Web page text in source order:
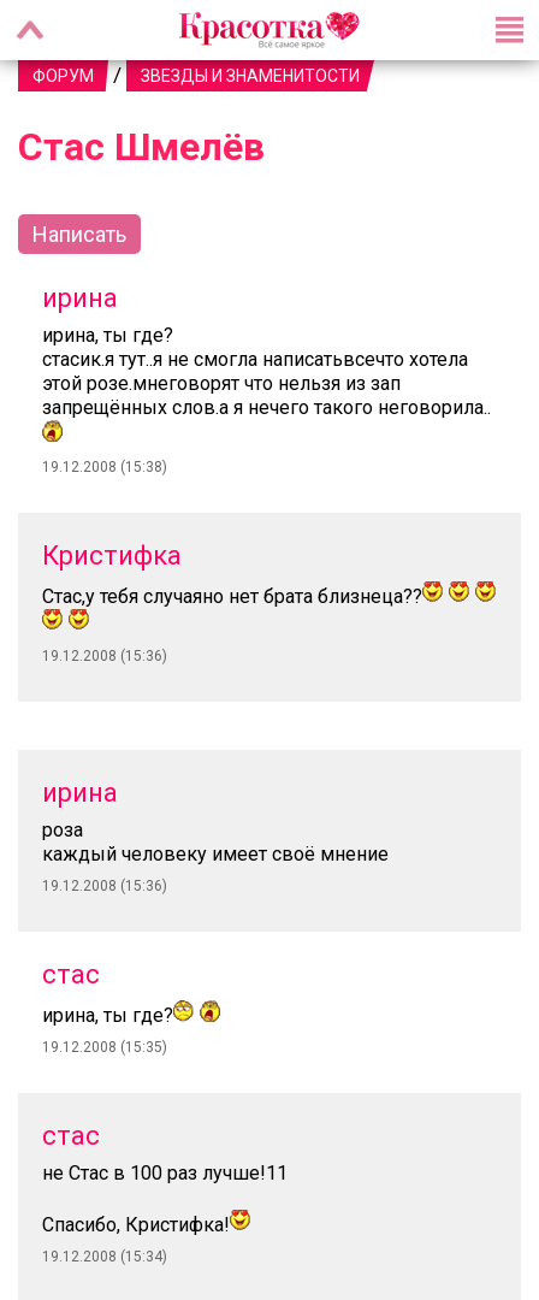
ФОРУМ / ЗВЕЗДЫ И ЗНАМЕНИТОСТИ
Стас Шмелёв
Написать
ирина
ирина, ты где?
стасик.я тут..я не смогла написатьвсечто хотела
этой розе.мнеговорят что нельзя из зап
запрещённых слов.а я нечего такого неговорила..
19.12.2008 (15:38)
Кристифка
Стас,у тебя случаяно нет брата близнеца??
19.12.2008 (15:36)
ирина
роза
каждый человеку имеет своё мнение
19.12.2008 (15:36)
стас
ирина, ты где?
19.12.2008 (15:35)
стас
не Стас в 100 раз лучше!11
Спасибо, Кристифка!
19.12.2008 (15:34)